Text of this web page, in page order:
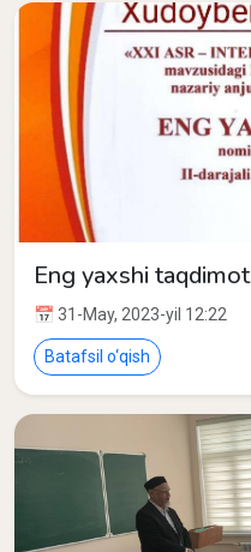
Eng yaxshi taqdimot
📅 31-May, 2023-yil 12:22
Batafsil o‘qish